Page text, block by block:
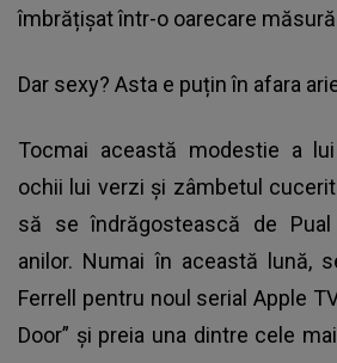
îmbrățișat într-o oarecare
Dar sexy? Asta e puțin în afara
Tocmai această modestie a
ochii lui verzi și zâmbetul
să se îndrăgostească de Pual
anilor. Numai în această lună,
Ferrell pentru noul serial Apple
Door” și preia una dintre cele